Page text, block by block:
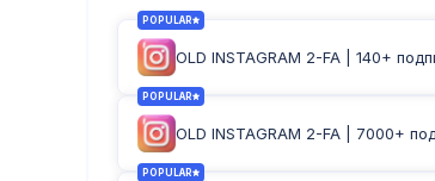
POPULAR
OLD INSTAGRAM 2-FA | 140+
POPULAR
OLD INSTAGRAM 2-FA | 7000+
POPULAR